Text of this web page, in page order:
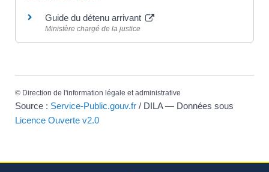
Guide du détenu arrivant
Ministère chargé de la justice
© Direction de l'information légale et administrative
Source : Service-Public.gouv.fr / DILA — Données sous
Licence Ouverte v2.0